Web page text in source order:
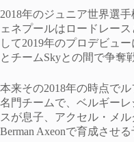
2018年のジュニア世界選
ェネプールはロードレー
して2019年のプロデビュ
とチームSkyとの間で争奪
本来その2018年の時点で
名門チームで、ベルギー
スが息子、アクセル・メ
Berman Axeonで育成させる